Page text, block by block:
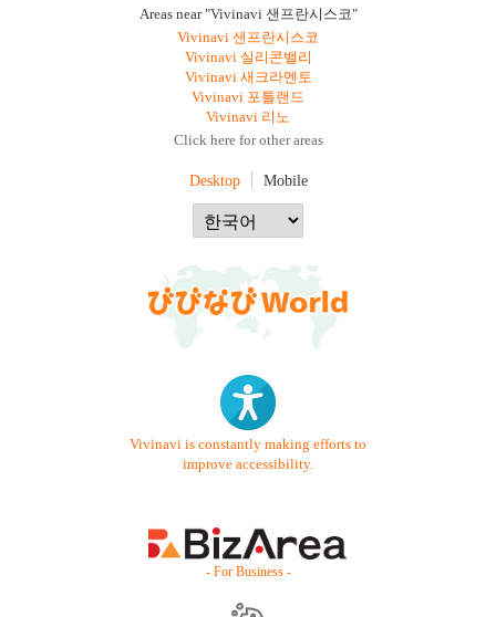
Areas near "Vivinavi 샌프란시스코"
Vivinavi 샌프란시스코
Vivinavi 실리콘밸리
Vivinavi 새크라멘토
Vivinavi 포틀랜드
Vivinavi 리노
Click here for other areas
Desktop Mobile
Vivinavi is constantly making efforts to
improve accessibility.
- For Business -